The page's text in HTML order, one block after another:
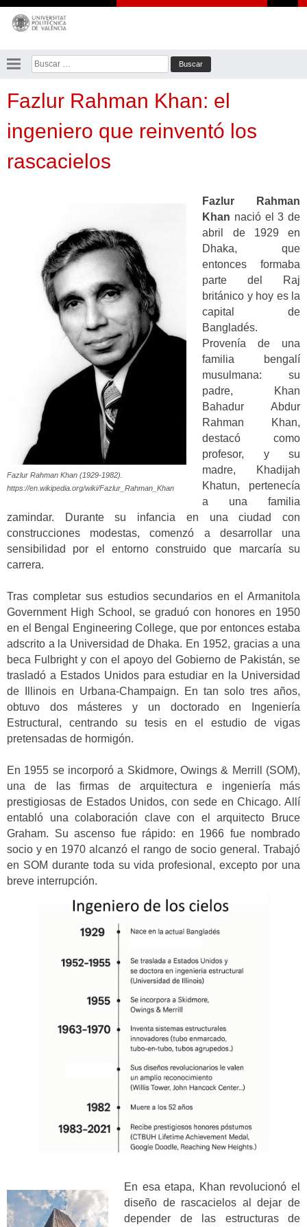
Saltar
contenido
Buscar:
Fazlur Rahman Khan: el
ingeniero que reinventó los
rascacielos
Fazlur Rahman Khan (1929-1982).
https://en.wikipedia.org/wiki/Fazlur_Rahman_Khan
Fazlur Rahman
Khan nació el 3 de
abril de 1929 en
Dhaka, que
entonces formaba
parte del Raj
británico y hoy es la
capital de
Bangladés.
Provenía de una
familia bengalí
musulmana: su
padre, Khan
Bahadur Abdur
Rahman Khan,
destacó como
profesor, y su
madre, Khadijah
Khatun, pertenecía
a una familia
zamindar. Durante su infancia en una ciudad con
construcciones modestas, comenzó a desarrollar una
sensibilidad por el entorno construido que marcaría su
carrera.
Tras completar sus estudios secundarios en el Armanitola
Government High School, se graduó con honores en 1950
en el Bengal Engineering College, que por entonces estaba
adscrito a la Universidad de Dhaka. En 1952, gracias a una
beca Fulbright y con el apoyo del Gobierno de Pakistán, se
trasladó a Estados Unidos para estudiar en la Universidad
de Illinois en Urbana-Champaign. En tan solo tres años,
obtuvo dos másteres y un doctorado en Ingeniería
Estructural, centrando su tesis en el estudio de vigas
pretensadas de hormigón.
En 1955 se incorporó a Skidmore, Owings & Merrill (SOM),
una de las firmas de arquitectura e ingeniería más
prestigiosas de Estados Unidos, con sede en Chicago. Allí
entabló una colaboración clave con el arquitecto Bruce
Graham. Su ascenso fue rápido: en 1966 fue nombrado
socio y en 1970 alcanzó el rango de socio general. Trabajó
en SOM durante toda su vida profesional, excepto por una
breve interrupción.
En esa etapa, Khan revolucionó el
diseño de rascacielos al dejar de
depender de las estructuras de